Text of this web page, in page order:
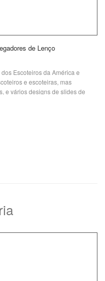
de Lenço
Escoteiros da América e
e escoteiras, mas
e vários designs de slides de
lenços de pescoço são